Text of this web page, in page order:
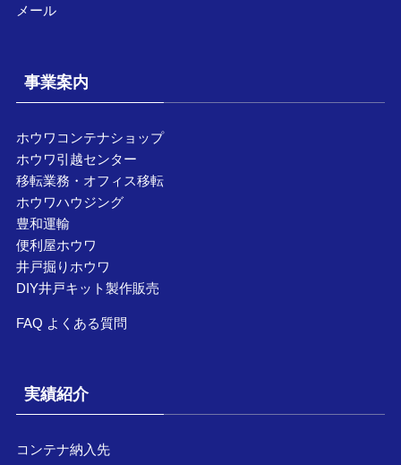
メール
事業案内
ホウワコンテナショップ
ホウワ引越センター
移転業務・オフィス移転
ホウワハウジング
豊和運輸
便利屋ホウワ
井戸掘りホウワ
DIY井戸キット製作販売
FAQ よくある質問
実績紹介
コンテナ納入先